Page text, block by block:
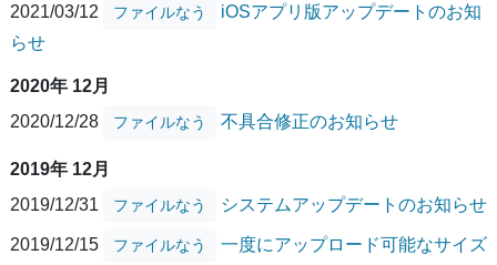
2021/03/12 ファイルなう
iOSアプリ版アップデートのお知
らせ
2020年 12月
2020/12/28
ファイルなう 不具合修正のお知らせ
2019年 12月
2019/12/31
ファイルなう システムアップデートのお知らせ
2019/12/15 ファイルなう
一度にアップロード可能なサイズ